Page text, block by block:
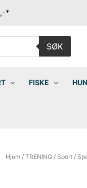
*
SØK
FISKE
Hjem/ TRENING / Sport/